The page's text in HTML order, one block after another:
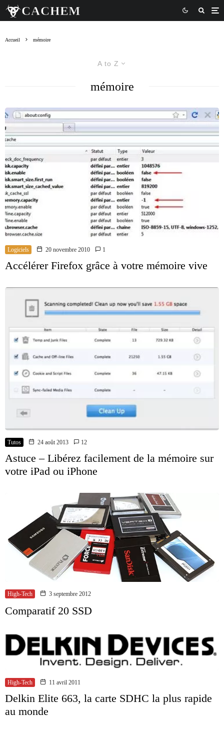
Accueil mémoire
A to Z
mémoire
Logiciels 20 novembre 2010 1
Accélérer Firefox grâce à votre mémoire vive
Tutos 24 août 2013 12
Astuce – Libérez facilement de la mémoire sur
votre iPad ou iPhone
High-Tech 3 septembre 2012
Comparatif 20 SSD
High-Tech 11 avril 2011
Delkin Elite 663, la carte SDHC la plus rapide
au monde